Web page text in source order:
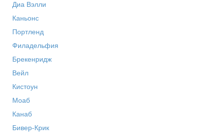
Диа Вэлли
Каньонс
Портленд
Филадельфия
Брекенридж
Вейл
Кистоун
Моаб
Канаб
Бивер-Крик